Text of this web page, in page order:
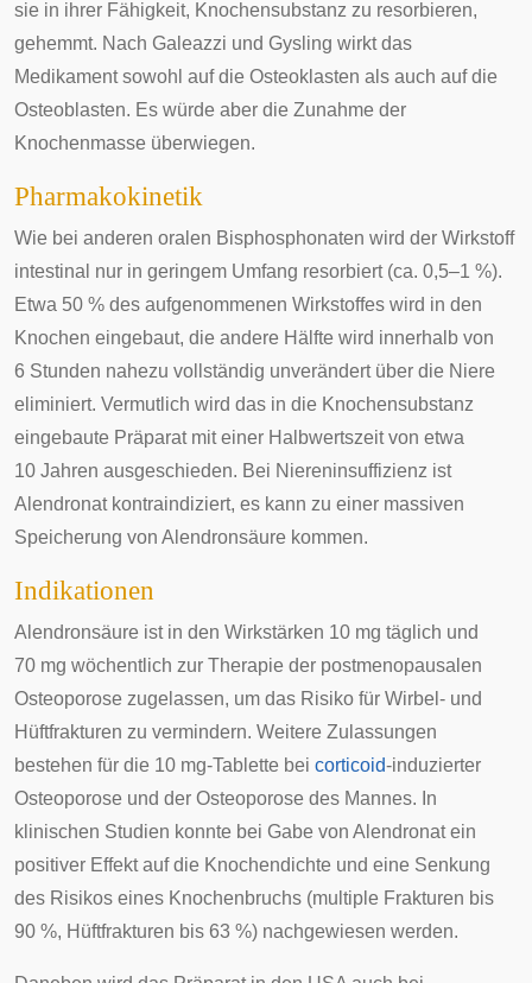
sie in ihrer Fähigkeit, Knochensubstanz zu resorbieren,
gehemmt. Nach Galeazzi und Gysling wirkt das
Medikament sowohl auf die Osteoklasten als auch auf die
Osteoblasten. Es würde aber die Zunahme der
Knochenmasse überwiegen.
Pharmakokinetik
Wie bei anderen oralen Bisphosphonaten wird der Wirkstoff
intestinal nur in geringem Umfang resorbiert (ca. 0,5–1 %).
Etwa 50 % des aufgenommenen Wirkstoffes wird in den
Knochen eingebaut, die andere Hälfte wird innerhalb von
6 Stunden nahezu vollständig unverändert über die Niere
eliminiert. Vermutlich wird das in die Knochensubstanz
eingebaute Präparat mit einer Halbwertszeit von etwa
10 Jahren ausgeschieden. Bei Niereninsuffizienz ist
Alendronat kontraindiziert, es kann zu einer massiven
Speicherung von Alendronsäure kommen.
Indikationen
Alendronsäure ist in den Wirkstärken 10 mg täglich und
70 mg wöchentlich zur Therapie der postmenopausalen
Osteoporose zugelassen, um das Risiko für Wirbel- und
Hüftfrakturen zu vermindern. Weitere Zulassungen
bestehen für die 10 mg-Tablette bei corticoid-induzierter
Osteoporose und der Osteoporose des Mannes. In
klinischen Studien konnte bei Gabe von Alendronat ein
positiver Effekt auf die Knochendichte und eine Senkung
des Risikos eines Knochenbruchs (multiple Frakturen bis
90 %, Hüftfrakturen bis 63 %) nachgewiesen werden.